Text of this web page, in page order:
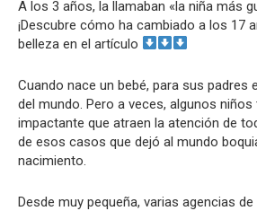
A los 3 años, la llamaban «la niña más
¡Descubre cómo ha cambiado a los 17
belleza en el artículo
Cuando nace un bebé, para sus padres
del mundo. Pero a veces, algunos
impactante que atraen la atención de
de esos casos que dejó al mundo
nacimiento.
Desde muy pequeña, varias agencias